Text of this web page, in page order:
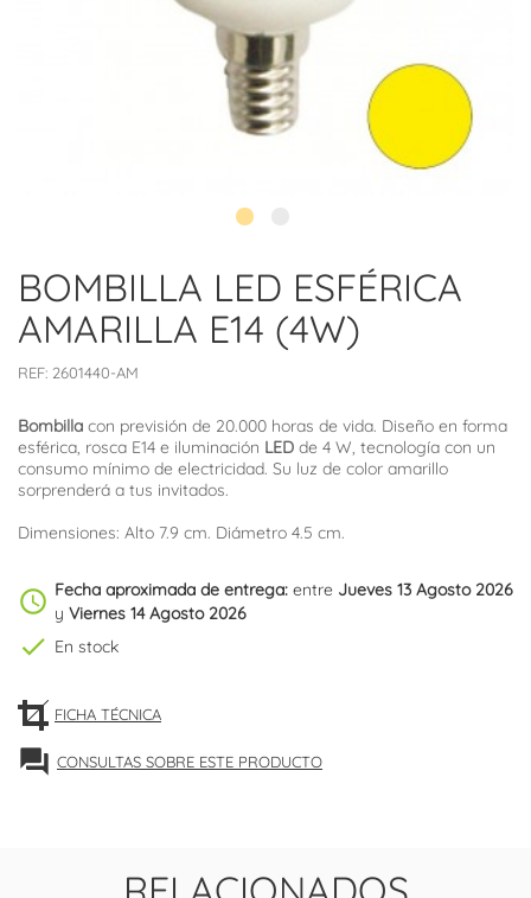
BOMBILLA LED ESFÉRICA
AMARILLA E14 (4W)
REF: 2601440-AM
Bombilla con previsión de 20.000 horas de vida. Diseño en forma
esférica, rosca E14 e iluminación LED de 4 W, tecnología con un
consumo mínimo de electricidad. Su luz de color amarillo
sorprenderá a tus invitados.
Dimensiones: Alto 7.9 cm. Diámetro 4.5 cm.
schedule Fecha aproximada de entrega: entre Jueves 13 Agosto 2026
y Viernes 14 Agosto 2026
check En stock
FICHA TÉCNICA
forum CONSULTAS SOBRE ESTE PRODUCTO